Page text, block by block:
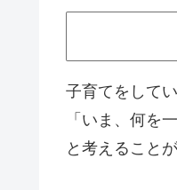
子育てをしてい
「いま、何を
と考えること